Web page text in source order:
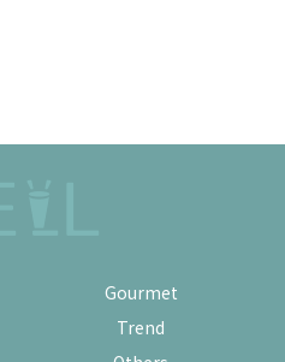
Gourmet
Trend